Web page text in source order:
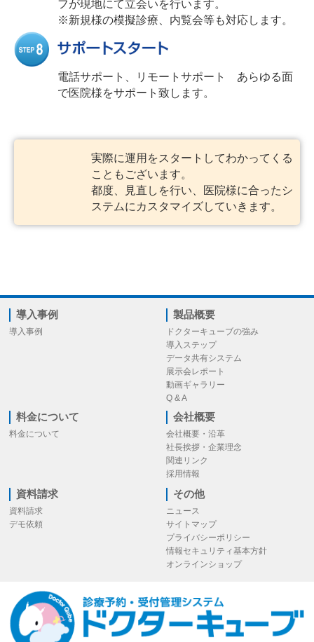
フが現地にて立会いを行います。
※新規様の模擬診療、内覧会等も対応します。
電話サポート、リモートサポート あらゆる面
で医院様をサポート致します。
実際に運用をスタートしてわかってくる
こともございます。
都度、見直しを行い、医院様に合ったシ
ステムにカスタマイズしていきます。
導入事例
導入事例
製品概要
ドクターキューブの強み
導入ステップ
データ共有システム
展示会レポート
動画ギャラリー
Q & A
料金について
料金について
会社概要
会社概要・沿革
社長挨拶・企業理念
関連リンク
採用情報
資料請求
資料請求
デモ依頼
その他
ニュース
サイトマップ
プライバシーポリシー
情報セキュリティ基本方針
オンラインショップ